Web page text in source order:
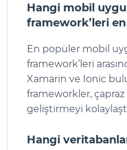
Hangi mobil
framework’leri
En popüler mobil
framework’leri
Xamarin ve Ionic
frameworkler,
geliştirmeyi
Hangi